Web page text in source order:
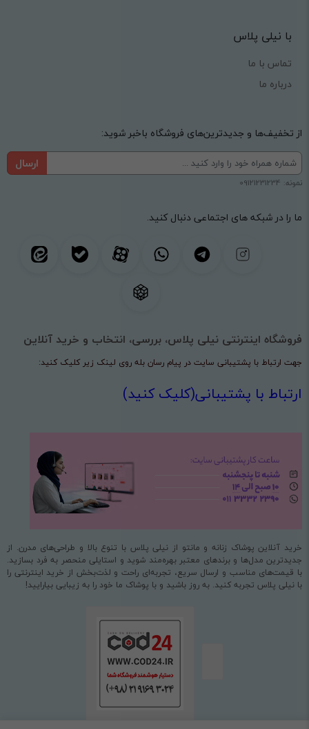
با نیلی پلاس
تماس با ما
درباره ما
از تخفیف‌ها و جدیدترین‌های فروشگاه باخبر شوید:
ارسال
نمونه: 09121231234
ما را در شبکه های اجتماعی دنبال کنید.
فروشگاه اینترنتی نیلی پلاس، بررسی، انتخاب و خرید آنلاین
جهت ارتباط با پشتیبانی سایت در پیام رسان بله روی لینک زیر کلیک کنید:
ارتباط با پشتیبانی(کلیک کنید)
خرید آنلاین پوشاک زنانه و مانتو از نیلی پلاس با تنوع بالا و طراحی‌های مدرن. از
جدیدترین مدل‌ها و برندهای معتبر بهره‌مند شوید و استایلی منحصر به فرد بسازید.
با قیمت‌های مناسب و ارسال سریع، تجربه‌ای راحت و لذت‌بخش از خرید اینترنتی را
با نیلی پلاس تجربه کنید. به روز باشید و با پوشاک ما خود را به زیبایی بیارایید!